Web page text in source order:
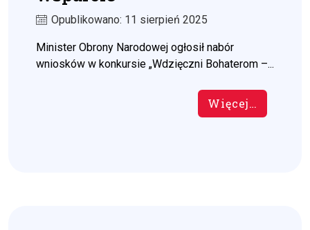
Opublikowano: 11 sierpień 2025
Minister Obrony Narodowej ogłosił nabór
wniosków w konkursie „Wdzięczni Bohaterom –...
Więcej…